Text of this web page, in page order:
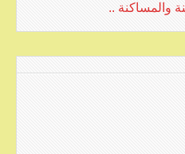
والمساكنة ..